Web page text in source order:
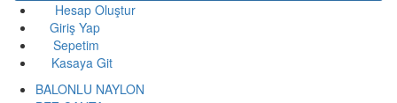
Hesap Oluştur
Giriş Yap
Sepetim
Kasaya Git
BALONLU NAYLON